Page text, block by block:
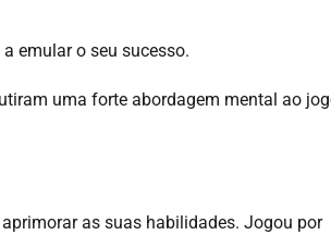
emular o seu sucesso.
uma forte abordagem mental ao
as suas habilidades. Jogou por